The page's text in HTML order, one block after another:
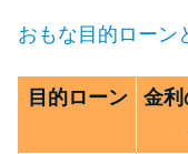
おもな目的ローン
目的ローン
金利